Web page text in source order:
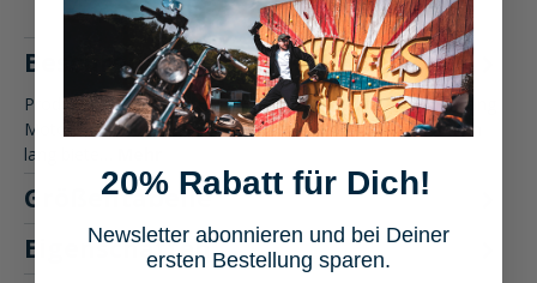
Beschreibung
Produktbeschreibung: FLM Traction Air Lederhandschuh lang
Motorradbekleidung Der FLM Traction Air Lederhandschuh
lang biete…
Größentabelle
Eigenschaften
20% Rabatt für Dich!
Newsletter abonnieren und bei Deiner
ersten Bestellung sparen.